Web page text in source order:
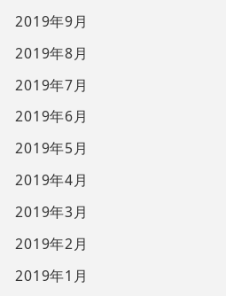
2019年9月
2019年8月
2019年7月
2019年6月
2019年5月
2019年4月
2019年3月
2019年2月
2019年1月